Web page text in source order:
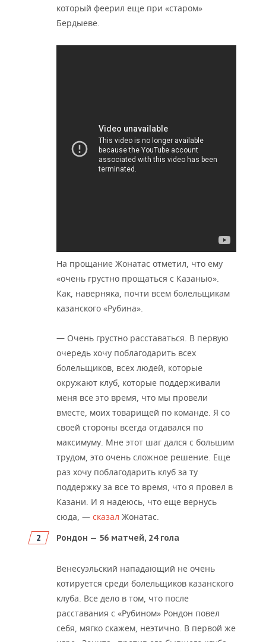
который феерил еще при «старом»
Бердыеве.
На прощание Жонатас отметил, что ему
«очень грустно прощаться с Казанью».
Как, наверняка, почти всем болельщикам
казанского «Рубина».
— Очень грустно расставаться. В первую
очередь хочу поблагодарить всех
болельщиков, всех людей, которые
окружают клуб, которые поддерживали
меня все это время, что мы провели
вместе, моих товарищей по команде. Я со
своей стороны всегда отдавался по
максимуму. Мне этот шаг дался с большим
трудом, это очень сложное решение. Еще
раз хочу поблагодарить клуб за ту
поддержку за все то время, что я провел в
Казани. И я надеюсь, что еще вернусь
сюда, — сказал Жонатас.
Рондон — 56 матчей, 24 гола
Венесуэльский нападающий не очень
котируется среди болельщиков казанского
клуба. Все дело в том, что после
расставания с «Рубином» Рондон повел
себя, мягко скажем, неэтично. В первой же